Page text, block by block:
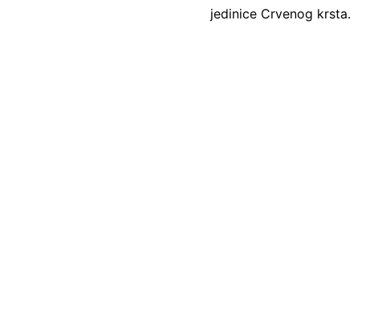
jedinice Crvenog krsta.